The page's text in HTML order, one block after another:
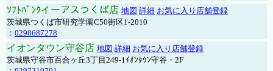
ｿﾌﾄﾊﾞﾝｸイーアスつくば店 地図 詳細 お気に入り店舗登録
茨城県つくば市研究学園C50街区1-2010
： 0298687278
イオンタウン守谷店 地図 詳細 お気に入り店舗登録
茨城県守谷市百合ヶ丘3丁目249-1ｲｵﾝﾀｳﾝ守谷・2F